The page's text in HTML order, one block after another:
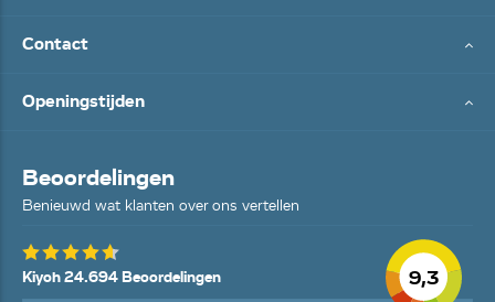
Contact
Openingstijden
Beoordelingen
Benieuwd wat klanten over ons vertellen
9,3
Kiyoh 24.694 Beoordelingen